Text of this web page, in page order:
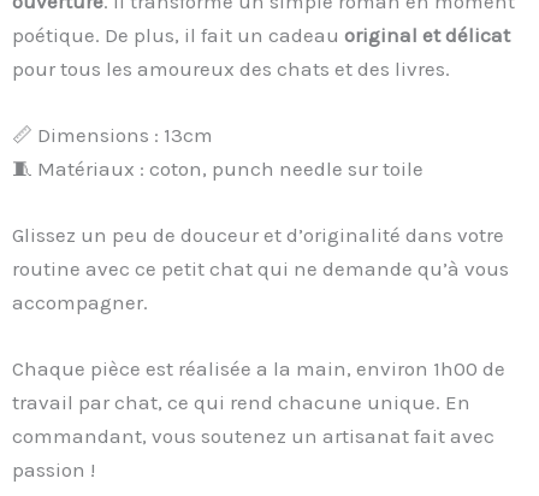
poétique. De plus, il fait un cadeau original et délicat
pour tous les amoureux des chats et des livres.
📏 Dimensions : 13cm
🧵 Matériaux : coton, punch needle sur toile
Glissez un peu de douceur et d’originalité dans votre
routine avec ce petit chat qui ne demande qu’à vous
accompagner.
Chaque pièce est réalisée a la main, environ 1h00 de
travail par chat, ce qui rend chacune unique. En
commandant, vous soutenez un artisanat fait avec
passion !